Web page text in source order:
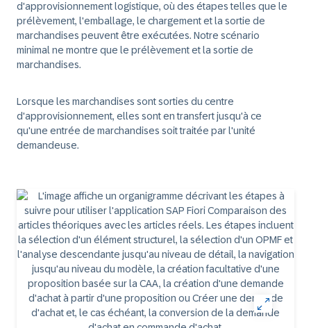
d'approvisionnement logistique, où des étapes telles que le
prélèvement, l'emballage, le chargement et la sortie de
marchandises peuvent être exécutées. Notre scénario
minimal ne montre que le prélèvement et la sortie de
marchandises.
Lorsque les marchandises sont sorties du centre
d'approvisionnement, elles sont en transfert jusqu'à ce
qu'une entrée de marchandises soit traitée par l'unité
demandeuse.